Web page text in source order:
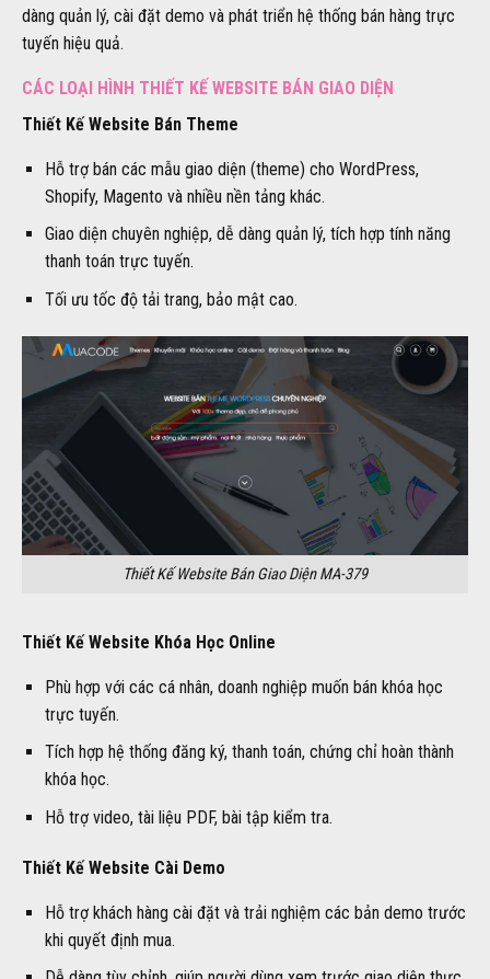
dàng quản lý, cài đặt demo và phát triển hệ thống bán hàng trực
tuyến hiệu quả.
CÁC LOẠI HÌNH THIẾT KẾ WEBSITE BÁN GIAO DIỆN
Thiết Kế Website Bán Theme
Hỗ trợ bán các mẫu giao diện (theme) cho WordPress,
Shopify, Magento và nhiều nền tảng khác.
Giao diện chuyên nghiệp, dễ dàng quản lý, tích hợp tính năng
thanh toán trực tuyến.
Tối ưu tốc độ tải trang, bảo mật cao.
Thiết Kế Website Bán Giao Diện MA-379
Thiết Kế Website Khóa Học Online
Phù hợp với các cá nhân, doanh nghiệp muốn bán khóa học
trực tuyến.
Tích hợp hệ thống đăng ký, thanh toán, chứng chỉ hoàn thành
khóa học.
Hỗ trợ video, tài liệu PDF, bài tập kiểm tra.
Thiết Kế Website Cài Demo
Hỗ trợ khách hàng cài đặt và trải nghiệm các bản demo trước
khi quyết định mua.